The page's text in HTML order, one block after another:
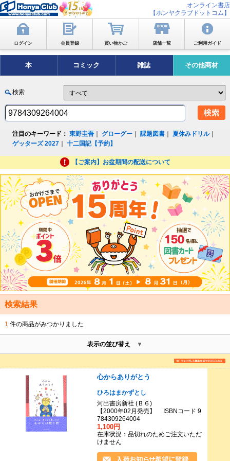
オンライン書店
【ホンヤクラブドットコム】
ログイン 会員登録 買い物かご 店舗一覧 ご利用ガイド
本 コミック 雑誌 その他商材
検索
注目のキーワード： 東野圭吾 グローグー ｜課題図書 ｜夏休みドリル｜
ゲッターズ 2027 ｜十二国記【予約】
【ご案内】お盆期間の配送について
検索結果
1 件の商品がみつかりました
表示の並び替え
心からありがとう
ひろはまかずとし
河出書房新社 (Ｂ６)
【2000年02月発売】 ISBNコード 9
784309264004
1,100円
在庫状況：品切れのためご注文いただ
けません